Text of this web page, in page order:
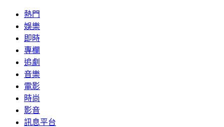
熱門
娛樂
即時
專欄
追劇
音樂
電影
時尚
影音
訊息平台